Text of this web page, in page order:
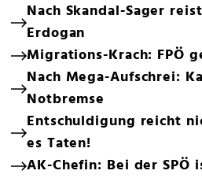
Nach Skandal-Sager
Erdogan
Migrations-Krach: FPÖ
Nach Mega-Aufschrei:
Notbremse
Entschuldigung reicht
es Taten!
AK-Chefin: Bei der SPÖ